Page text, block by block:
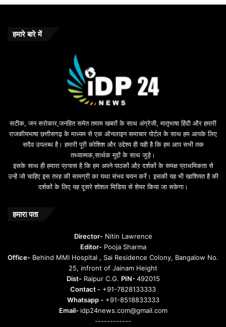
हमारे बारे में
सटीक, जन सरोकार,जनहित समेत तमाम खबरों के साथ अंग्रेजी, मातृभाषा हिंदी और हमारी
राजकीयभाषा छत्तीसगढ़ के माध्यम से एक ऑनलाइन समाचार पोर्टल के साथ हम आपके लिए
सदैव उपलब्ध है। हमारी पूरी कोशिश और उद्देश्य ही यही है कि हम आप सभी तक
तथ्यात्मक,सार्थक मुद्दों के साथ जुड़े।
इसके साथ ही हमारा प्रयास है कि हम अपने पाठकों औऱ दर्शकों के समक्ष प्राथमिकता से
उन्हें जो चाहिए इस तरह की सामग्री का यथा संभव चयन करें। इसकी यह भी खाशियत है की
दर्शकों के लिए यह दूसरे शोशल मिडिया से शेयर किया जा सकेगा।
हमारा पता
Director-Nitin Lawrence
Editor-Pooja Sharma
Office- Behind MMI Hospital , Sai Residence Colony, Bangalow No.
25, infront of Jainam Height
Dist-Raipur C.G. PIN-492015
Contact - +91-7828133333
Whatsapp -+91-8518833333
Email- idp24news.com@gmail.com
------------